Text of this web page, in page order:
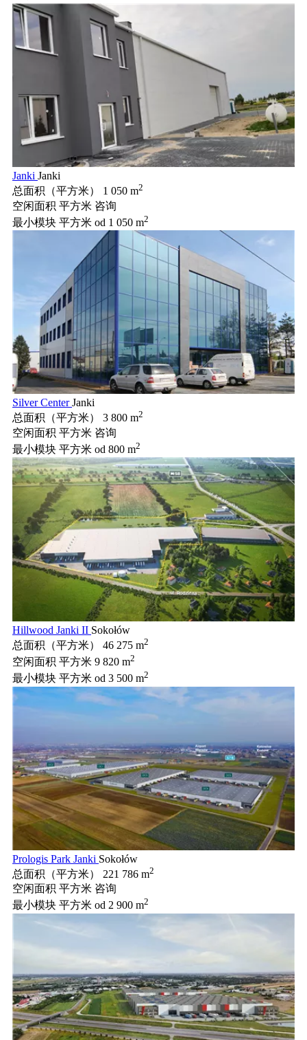
Janki Janki
总面积（平方米）
1 050 m2
空闲面积 平方米 咨询
最小模块 平方米 od 1 050 m2
Silver CenterJanki
总面积（平方米）
3 800 m2
空闲面积 平方米 咨询
最小模块 平方米 od 800 m2
Hillwood Janki II Sokołów
总面积（平方米）
46 275 m2
空闲面积 平方米 9 820 m2
最小模块 平方米 od 3 500 m2
Prologis Park Janki Sokołów
总面积（平方米）
221 786 m2
空闲面积 平方米 咨询
最小模块 平方米 od 2 900 m2